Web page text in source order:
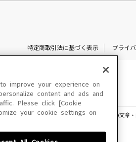
特定商取引法に基づく表示
プライ
このサイトに掲載されている一切の文章
improve your experience on
content and ads and
Please click [Cookie
your cookie settings on